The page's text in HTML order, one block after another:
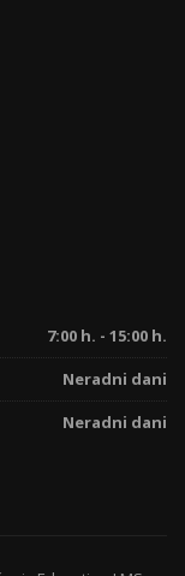
7:00 h. - 15:00 h.
Neradni dani
Neradni dani